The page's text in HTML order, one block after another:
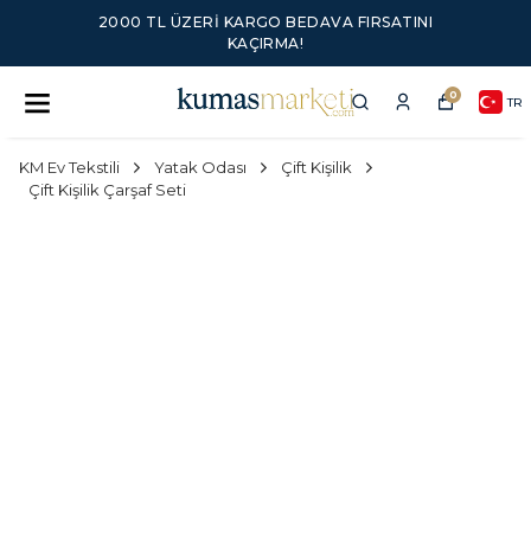
2000 TL ÜZERI KARGO BEDAVA FIRSATINI
KAÇIRMA!
0 TR
KM Ev Tekstili Yatak Odası
Çift Kişilik
Çift Kişilik Çarşaf Seti